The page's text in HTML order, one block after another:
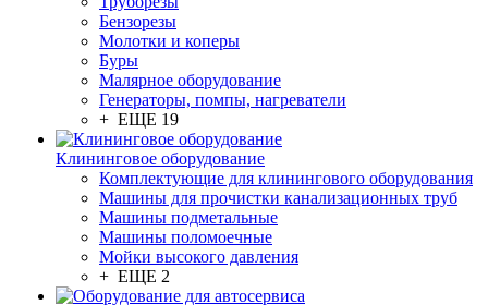
Бензорезы
Молотки и коперы
Буры
Малярное оборудование
Генераторы, помпы, нагреватели
+ ЕЩЕ 19
Клининговое оборудование
Комплектующие для клинингового оборудования
Машины для прочистки канализационных труб
Машины подметальные
Машины поломоечные
Мойки высокого давления
+ ЕЩЕ 2